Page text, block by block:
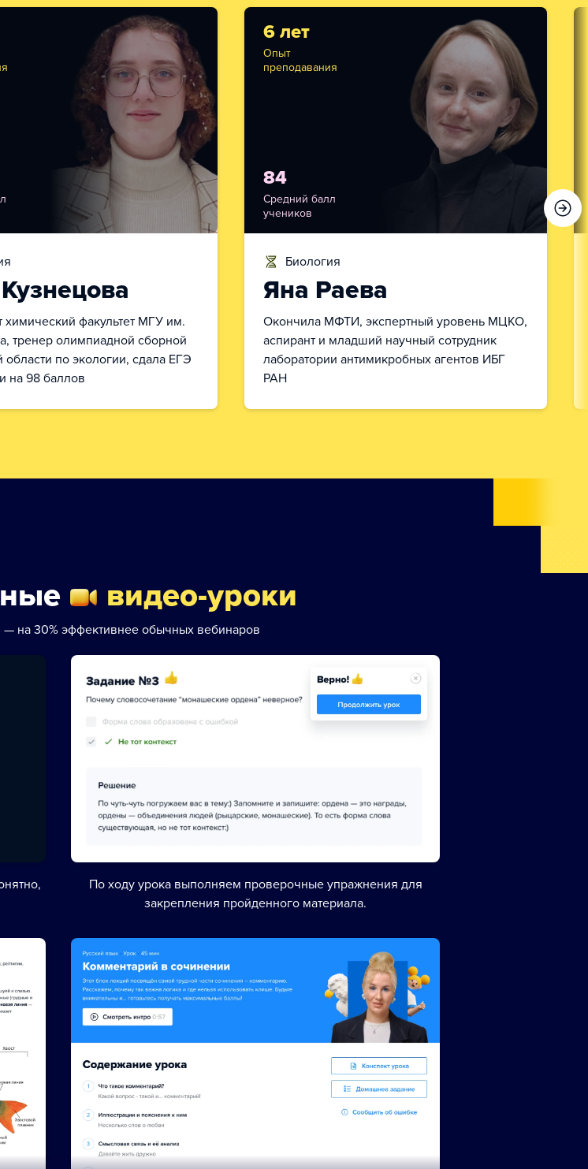
химический факультет МГУ им.
тренер олимпиадной сборной
области по экологии, сдала ЕГЭ
на 98 баллов
6 лет
Опыт
преподавания
84
Средний балл
учеников
биология
Яна Раева
Окончила МФТИ, экспертный уровень МЦКО,
аспирант и младший научный сотрудник
лаборатории антимикробных агентов ИБГ
РАН
видео-уроки
на 30% эффективнее обычных вебинаров
По ходу урока выполняем проверочные упражнения для
закрепления пройденного материала.